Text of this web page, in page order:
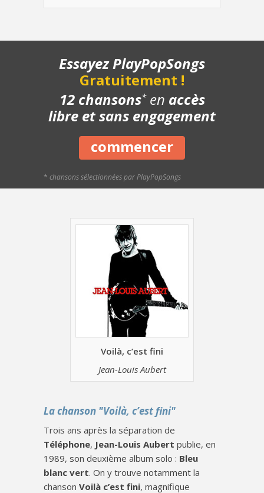
- Pont - Lentement
- Structure de la chanson
- Playback piano
Essayez PlayPopSongs
Gratuitement !
12 chansons*en accès
libre et sans engagement
commencer
* chansons sélectionnées par PlayPopSongs
Voilà, c’est fini
Jean-Louis Aubert
La chanson "Voilà, c’est fini"
Trois ans après la séparation de
Téléphone, Jean-Louis Aubert publie, en
1989, son deuxième album solo : Bleu
blanc vert. On y trouve notamment la
chanson Voilà c’est fini, magnifique